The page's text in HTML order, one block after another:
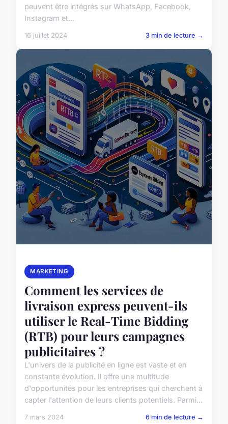
peuvent être intégrés sur WhatsApp, Facebook,
Instagram et...
16 juillet 2024 3 min de lecture →
MARKETING
Comment les services de
livraison express peuvent-ils
utiliser le Real-Time Bidding
(RTB) pour leurs campagnes
publicitaires ?
L'univers de la publicité en ligne est vaste et en
constante évolution. Il offre une multitude
d'opportunités pour les entreprises qui cherchent à
capter l'attention de leurs clients potentiels. Parmi...
7 mars 2024 6 min de lecture →